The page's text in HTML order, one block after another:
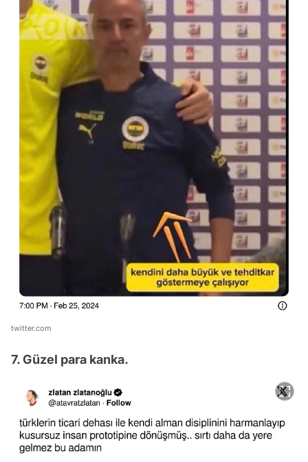
twitter.com
7. Güzel para kanka.